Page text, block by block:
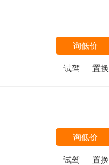
询低价
置换
试驾
询低价
置换
试驾